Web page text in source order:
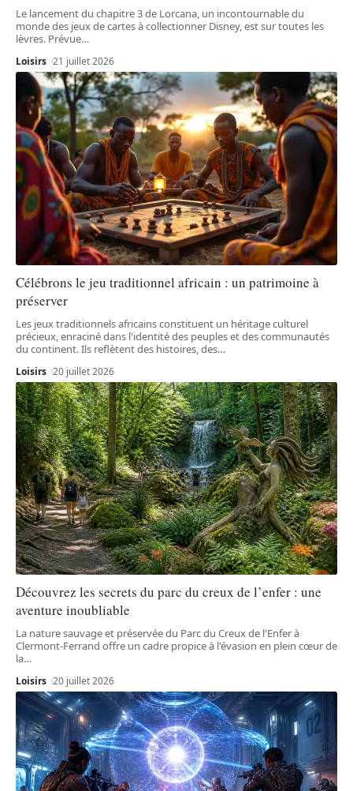
Le lancement du chapitre 3 de Lorcana, un incontournable du
monde des jeux de cartes à collectionner Disney, est sur toutes les
lèvres. Prévue…
Loisirs 21 juillet 2026
Célébrons le jeu traditionnel africain : un patrimoine à
préserver
Les jeux traditionnels africains constituent un héritage culturel
précieux, enraciné dans l'identité des peuples et des communautés
du continent. Ils reflètent des histoires, des…
Loisirs 20 juillet 2026
Découvrez les secrets du parc du creux de l’enfer : une
aventure inoubliable
La nature sauvage et préservée du Parc du Creux de l'Enfer à
Clermont-Ferrand offre un cadre propice à l'évasion en plein cœur de
la…
Loisirs 20 juillet 2026